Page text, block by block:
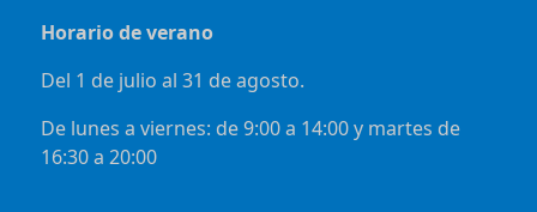
Horario de verano
Del 1 de julio al 31 de agosto.
De lunes a viernes: de 9:00 a 14:00 y martes de
16:30 a 20:00